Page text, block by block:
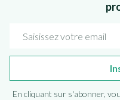
En cliquant sur s'abonner,